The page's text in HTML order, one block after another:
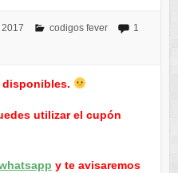
codigos fever
1
disponibles.
utilizar el cupón
y te avisaremos